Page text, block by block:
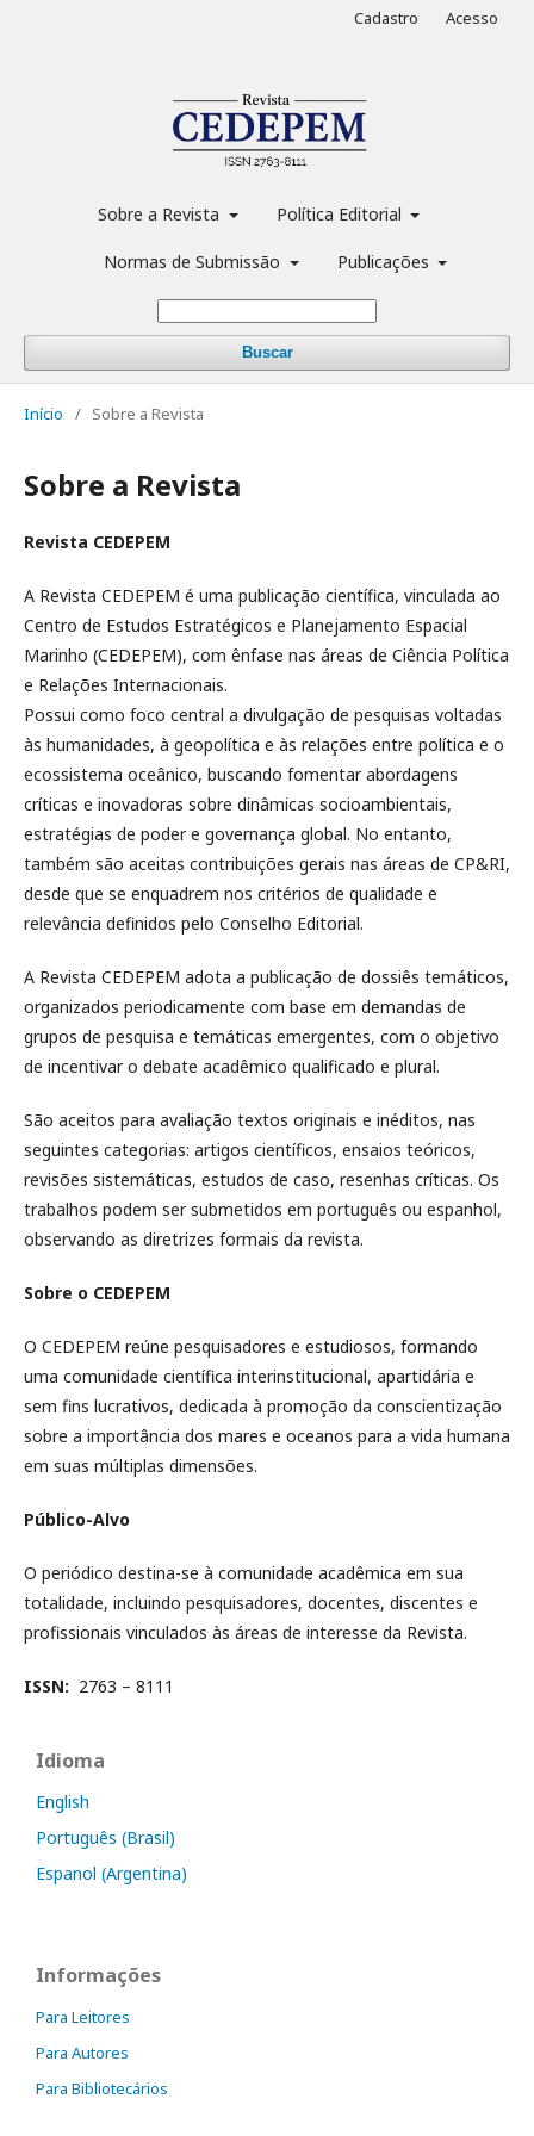
Sobre a Revista Política Editorial
Normas de Submissão Publicações
Buscar
Cadastro Acesso
Início / Sobre a Revista
Sobre a Revista
Revista CEDEPEM
A Revista CEDEPEM é uma publicação científica, vinculada ao
Centro de Estudos Estratégicos e Planejamento Espacial
Marinho (CEDEPEM), com ênfase nas áreas de Ciência Política
e Relações Internacionais.
Possui como foco central a divulgação de pesquisas voltadas
às humanidades, à geopolítica e às relações entre política e o
ecossistema oceânico, buscando fomentar abordagens
críticas e inovadoras sobre dinâmicas socioambientais,
estratégias de poder e governança global. No entanto,
também são aceitas contribuições gerais nas áreas de CP&RI,
desde que se enquadrem nos critérios de qualidade e
relevância definidos pelo Conselho Editorial.
A Revista CEDEPEM adota a publicação de dossiês temáticos,
organizados periodicamente com base em demandas de
grupos de pesquisa e temáticas emergentes, com o objetivo
de incentivar o debate acadêmico qualificado e plural.
São aceitos para avaliação textos originais e inéditos, nas
seguintes categorias: artigos científicos, ensaios teóricos,
revisões sistemáticas, estudos de caso, resenhas críticas. Os
trabalhos podem ser submetidos em português ou espanhol,
observando as diretrizes formais da revista.
Sobre o CEDEPEM
O CEDEPEM reúne pesquisadores e estudiosos, formando
uma comunidade científica interinstitucional, apartidária e
sem fins lucrativos, dedicada à promoção da conscientização
sobre a importância dos mares e oceanos para a vida humana
em suas múltiplas dimensões.
Público-Alvo
O periódico destina-se à comunidade acadêmica em sua
totalidade, incluindo pesquisadores, docentes, discentes e
profissionais vinculados às áreas de interesse da Revista.
ISSN: 2763 – 8111
Idioma
English
Português (Brasil)
Espanol (Argentina)
Informações
Para Leitores
Para Autores
Para Bibliotecários